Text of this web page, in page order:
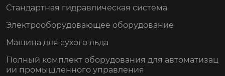
Стандартная гидравлическая система
Электрооборудовающее оборудование
Машина для сухого льда
Полный комплект оборудования для автоматизац
ии промышленного управления